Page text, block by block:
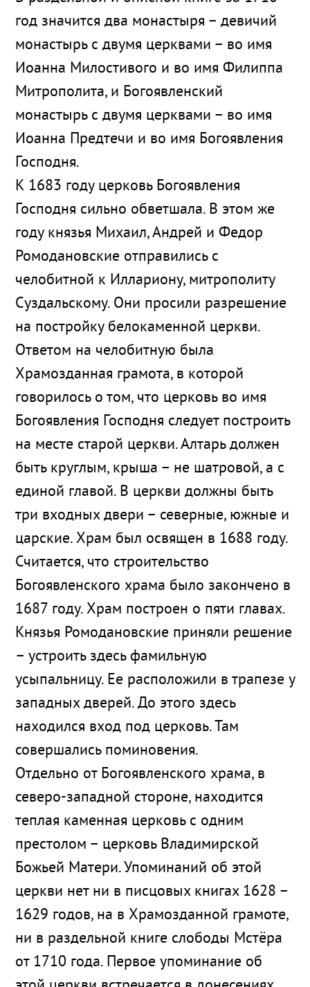
год значится два монастыря – девичий
монастырь с двумя церквами – во имя
Иоанна Милостивого и во имя Филиппа
Митрополита, и Богоявленский
монастырь с двумя церквами – во имя
Иоанна Предтечи и во имя Богоявления
Господня.
К 1683 году церковь Богоявления
Господня сильно обветшала. В этом же
году князья Михаил, Андрей и Федор
Ромодановские отправились с
челобитной к Иллариону, митрополиту
Суздальскому. Они просили разрешение
на постройку белокаменной церкви.
Ответом на челобитную была
Храмозданная грамота, в которой
говорилось о том, что церковь во имя
Богоявления Господня следует построить
на месте старой церкви. Алтарь должен
быть круглым, крыша – не шатровой, а с
единой главой. В церкви должны быть
три входных двери – северные, южные и
царские. Храм был освящен в 1688 году.
Считается, что строительство
Богоявленского храма было закончено в
1687 году. Храм построен о пяти главах.
Князья Ромодановские приняли решение
– устроить здесь фамильную
усыпальницу. Ее расположили в трапезе у
западных дверей. До этого здесь
находился вход под церковь. Там
совершались поминовения.
Отдельно от Богоявленского храма, в
северо-западной стороне, находится
теплая каменная церковь с одним
престолом – церковь Владимирской
Божьей Матери. Упоминаний об этой
церкви нет ни в писцовых книгах 1628 –
1629 годов, на в Храмозданной грамоте,
ни в раздельной книге слободы Мстёра
от 1710 года. Первое упоминание об